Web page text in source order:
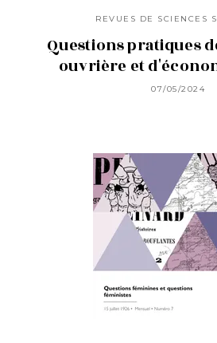
REVUES DE SCIENCES
Questions pratiques
ouvrière et
07/05/2024